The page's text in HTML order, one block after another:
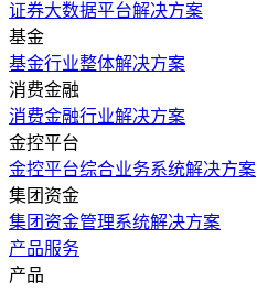
证券大数据平台解决方案
基金
基金行业整体解决方案
消费金融
消费金融行业解决方案
金控平台
金控平台综合业务系统解决方案
集团资金
集团资金管理系统解决方案
产品服务
产品